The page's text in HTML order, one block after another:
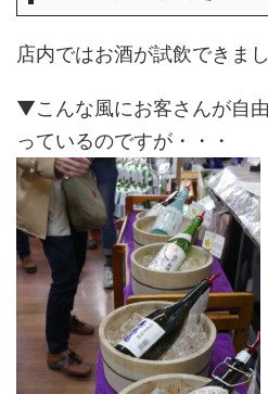
店内ではお酒が試飲できまし
▼こんな風にお客さんが自
っているのですが・・・